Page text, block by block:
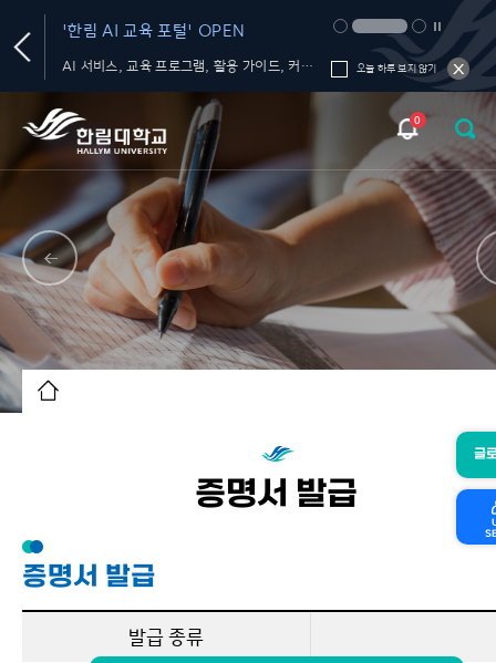
'한림 AI 교육 포털' OPEN
AI 서비스, 교육 프로그램, 활용 가이드, 커뮤니티를 한 곳에서!
생성형 AI 올인원
서비스' OPEN
오늘 하루 보지 않기
0
글
증명서 발급
증명서 발급
발급 종류